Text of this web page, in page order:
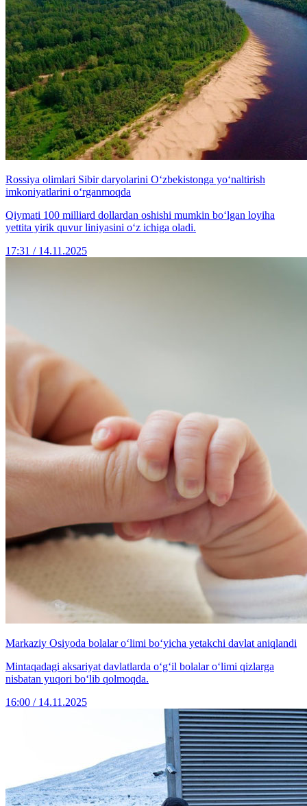
Rossiya olimlari Sibir daryolarini O‘zbekistonga yo‘naltirish
imkoniyatlarini o‘rganmoqda
Qiymati 100 milliard dollardan oshishi mumkin bo‘lgan loyiha
yettita yirik quvur liniyasini o‘z ichiga oladi.
17:31 / 14.11.2025
Markaziy Osiyoda bolalar o‘limi bo‘yicha yetakchi davlat aniqlandi
Mintaqadagi aksariyat davlatlarda o‘g‘il bolalar o‘limi qizlarga
nisbatan yuqori bo‘lib qolmoqda.
16:00 / 14.11.2025